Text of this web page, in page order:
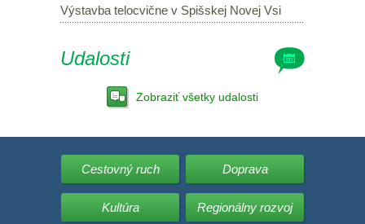
Výstavba telocvične v Spišskej Novej Vsi
Udalosti
Zobraziť všetky udalosti
Cestovný ruch Doprava
Kultúra Regionálny rozvoj